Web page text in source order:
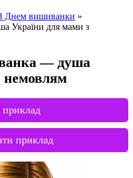
Днем вишиванки »
України для мами з
— душа
немовлям
приклад
приклад